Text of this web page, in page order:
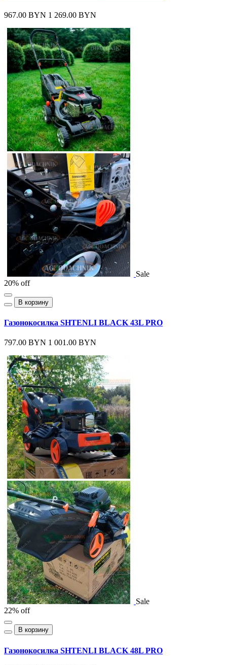
967.00 BYN 1 269.00 BYN
Sale
20% off
В корзину
Газонокосилка SHTENLI BLACK 43L PRO
797.00 BYN 1 001.00 BYN
Sale
22% off
В корзину
Газонокосилка SHTENLI BLACK 48L PRO